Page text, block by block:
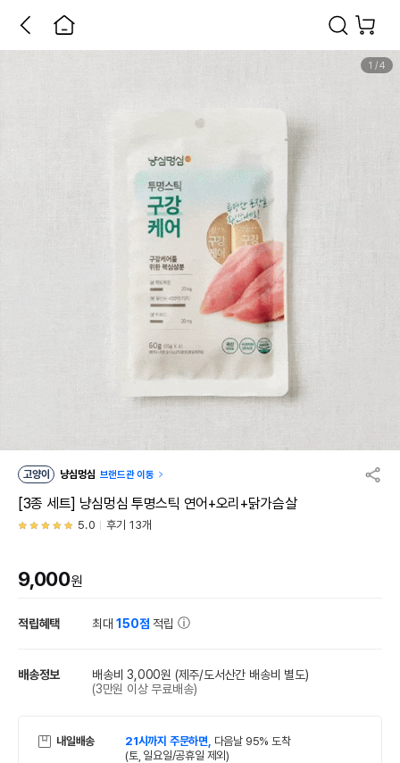
1 /4
고양이 냥심멍심 브랜드관 이동
[3종 세트] 냥심멍심 투명스틱 연어+오리+닭가슴살
5.0 후기 13개
9,000원
적립혜택 최대150점 적립
배송정보 배송비 3,000원 (제주/도서산간 배송비 별도)
(3만원 이상 무료배송)
내일배송 21시까지 주문하면, 다음날 95% 도착
(토, 일요일/공휴일 제외)